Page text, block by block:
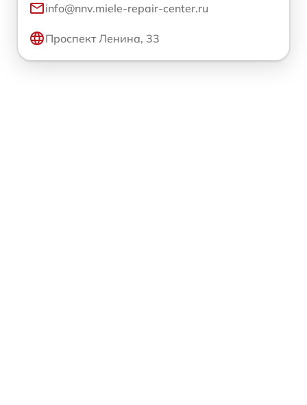
info@nnv.miele-repair-center.ru
Проспект Ленина, 33